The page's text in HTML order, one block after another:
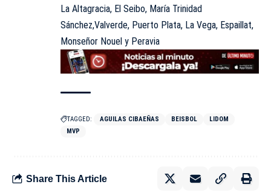
La Altagracia, El Seibo, María Trinidad
Sánchez,Valverde, Puerto Plata, La Vega, Espaillat,
Monseñor Nouel y Peravia
TAGGED: AGUILAS CIBAEÑAS BEISBOL
LIDOM
MVP
Share This Article